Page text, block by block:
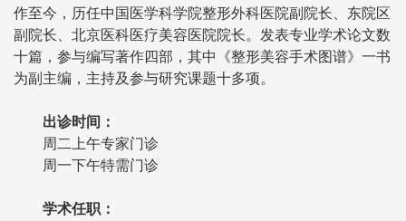
作至今，历任中国医学科学院整形外科医院副院长、东院区
副院长、北京医科医疗美容医院院长。发表专业学术论文数
十篇，参与编写著作四部，其中《整形美容手术图谱》一书
为副主编，主持及参与研究课题十多项。
出诊时间：
周二上午专家门诊
周一下午特需门诊
学术任职：